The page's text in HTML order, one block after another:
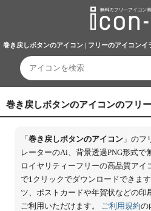
巻き戻しボタンのアイコン | フリーのアイコン
巻き戻しボタンのアイコンのフリ
「 巻き戻しボタンのアイコン」のフ
レーターのAi、背景透過PNG形式で
ロイヤリティーフリーの高品質アイ
で1クリックでダウンロードできま
ツ、ポストカードや年賀状などの印
ご利用いただけます。 ご利用規約の